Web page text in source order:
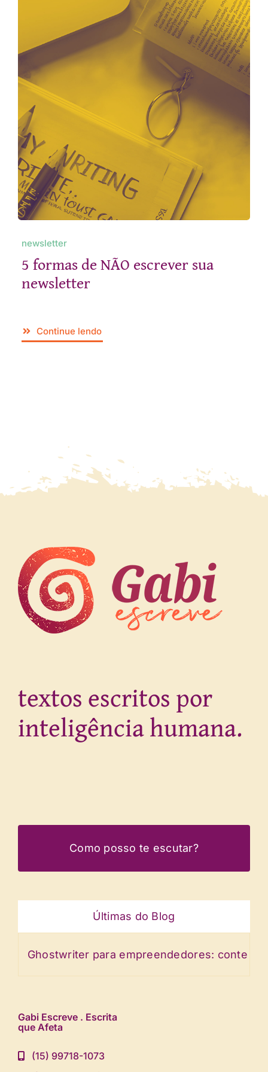
newsletter
5 formas de NÃO escrever sua
newsletter
Continue lendo
textos escritos por
inteligência humana.
Como posso te escutar?
Últimas do Blog
Ghostwriter para empreendedores: conte a
Gabi Escreve . Escrita
que Afeta
(15) 99718-1073